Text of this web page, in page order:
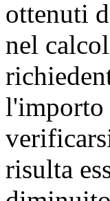
ottenuti
nel
l'importo
risulta